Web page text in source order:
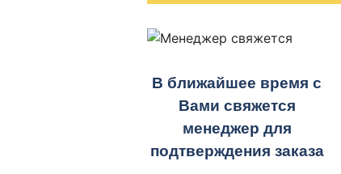
В ближайшее время с
Вами свяжется
менеджер для
подтверждения заказа